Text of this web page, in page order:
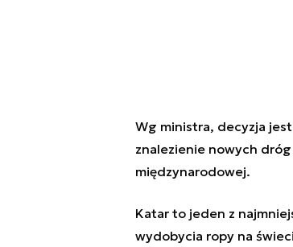
Wg ministra, decyzja
znalezienie nowych
międzynarodowej.
Katar to jeden z
wydobycia ropy na